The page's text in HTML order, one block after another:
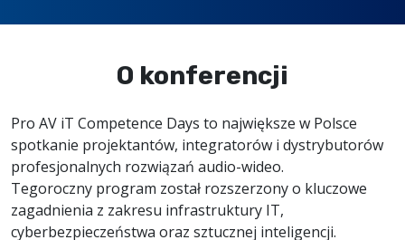
O konferencji
Pro AV iT Competence Days to największe w Polsce
spotkanie projektantów, integratorów i dystrybutorów
profesjonalnych rozwiązań audio-wideo.
Tegoroczny program został rozszerzony o kluczowe
zagadnienia z zakresu infrastruktury IT,
cyberbezpieczeństwa oraz sztucznej inteligencji.